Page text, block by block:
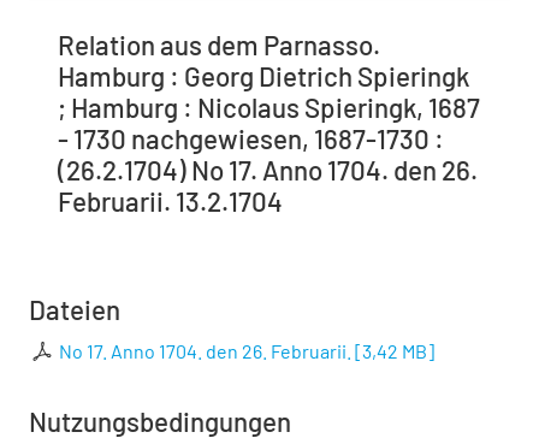
Relation aus dem Parnasso.
Hamburg : Georg Dietrich Spieringk
; Hamburg : Nicolaus Spieringk, 1687
- 1730 nachgewiesen, 1687-1730 :
(26.2.1704) No 17. Anno 1704. den 26.
Februarii. 13.2.1704
Dateien
No 17. Anno 1704. den 26. Februarii. [3,42 MB]
Nutzungsbedingungen